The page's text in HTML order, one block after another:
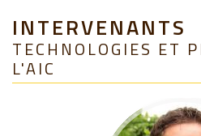
INTERVENANTS
TECHNOLOGIES ET
L'AIC